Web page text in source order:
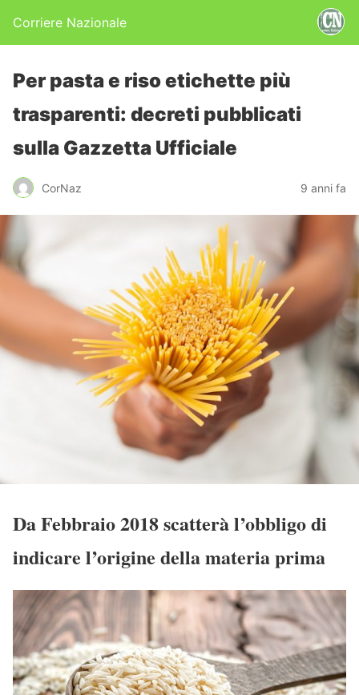
Corriere Nazionale
Per pasta e riso etichette più
trasparenti: decreti pubblicati
sulla Gazzetta Ufficiale
CorNaz 9 anni fa
Da Febbraio 2018 scatterà l’obbligo di
indicare l’origine della materia prima